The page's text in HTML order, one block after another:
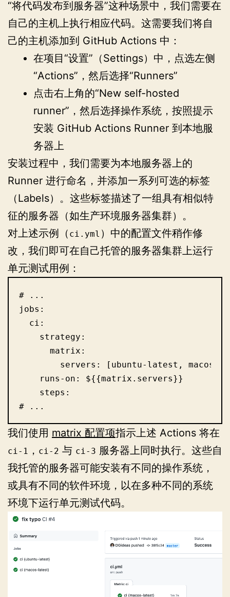
“将代码发布到服务器”这种场景中，我们需要在
自己的主机上执行相应代码。这需要我们将自
己的主机添加到 GitHub Actions 中：
在项目“设置”（Settings）中，点选左侧
“Actions”，然后选择“Runners”
点击右上角的“New self-hosted
runner”，然后选择操作系统，按照提示
安装 GitHub Actions Runner 到本地服
务器上
安装过程中，我们需要为本地服务器上的
Runner 进行命名，并添加一系列可选的标签
（Labels）。这些标签描述了一组具有相似特
征的服务器（如生产环境服务器集群）。
对上述示例（ ci.yml ）中的配置文件稍作修
改，我们即可在自己托管的服务器集群上运行
单元测试用例：
# ...
jobs:
  ci:
    strategy:
      matrix:
servers: [ubuntu-latest, macos-
    runs-on: ${{matrix.servers}}
    steps:
# ...
我们使用 matrix 配置项指示上述 Actions 将在
ci-1 ， ci-2 与 ci-3 服务器上同时执行。这些自
我托管的服务器可能安装有不同的操作系统，
或具有不同的软件环境，以在多种不同的系统
环境下运行单元测试代码。